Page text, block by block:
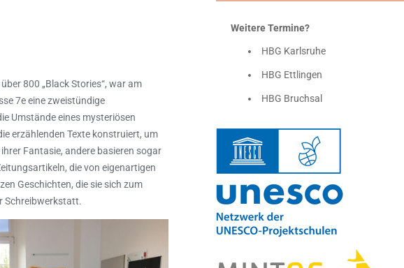
800 „Black Stories“, war am
7e eine zweistündige
Umstände eines mysteriösen
erzählenden Texte konstruiert, um
Fantasie, andere basieren sogar
die von eigenartigen
Geschichten, die sie sich zum
Schreibwerkstatt.
Weitere Termine?
HBG Karlsruhe
HBG Ettlingen
HBG Bruchsal